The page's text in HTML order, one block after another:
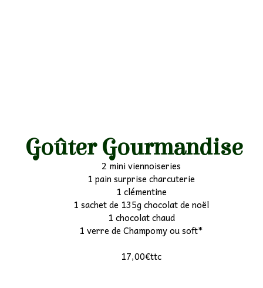
Goûter Gourmandise
2 mini viennoiseries
1 pain surprise charcuterie
1 clémentine
1 sachet de 135g chocolat de noël
1 chocolat chaud
1 verre de Champomy ou soft*
17,00€ttc